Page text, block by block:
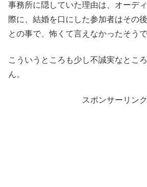
事務所に隠していた理由は、オーデ
際に、結婚を口にした参加者はその
との事で、怖くて言えなかったそうで
こういうところも少し不誠実なとこ
ん。
スポンサーリンク